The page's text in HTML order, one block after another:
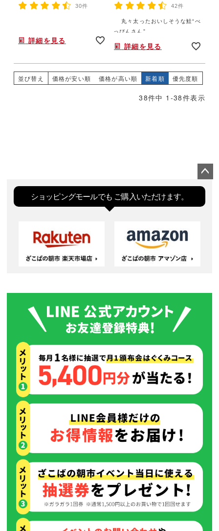
30件
詳細を見る
42件
丸々太ったおいしそうな鮭“べ
っぴんさん”
詳細を見る
並び替え 価格が安い順 価格が高い順 新着順 優先度順
38件中 1 -38件表示
ペー
ップ
ショッピングモールでも ご購入いただけます。